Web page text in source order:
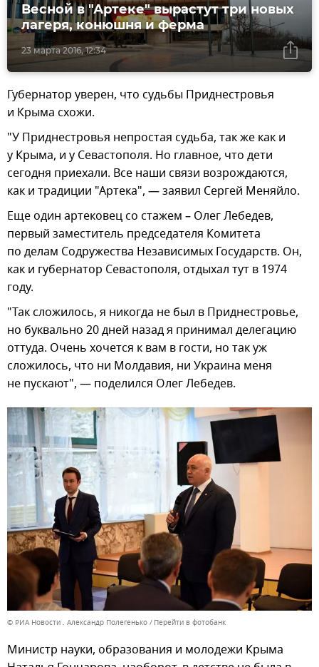
23 марта 2016, 12:34
Весной в "Артеке" вырастут три новых
лагеря, конюшня и ферма
Губернатор уверен, что судьбы Приднестровья
и Крыма схожи.
"У Приднестровья непростая судьба, так же как и
у Крыма, и у Севастополя. Но главное, что дети
сегодня приехали. Все наши связи возрождаются,
как и традиции "Артека", — заявил Сергей Меняйло.
Еще один артековец со стажем – Олег Лебедев,
первый заместитель председателя Комитета
по делам Содружества Независимых Государств. Он,
как и губернатор Севастополя, отдыхал тут в 1974
году.
"Так сложилось, я никогда не был в Приднестровье,
но буквально 20 дней назад я принимал делегацию
оттуда. Очень хочется к вам в гости, но так уж
сложилось, что ни Молдавия, ни Украина меня
не пускают", — поделился Олег Лебедев.
© РИА Новости . Александр Полегенько Перейти в фотобанк
Министр науки, образования и молодежи Крыма